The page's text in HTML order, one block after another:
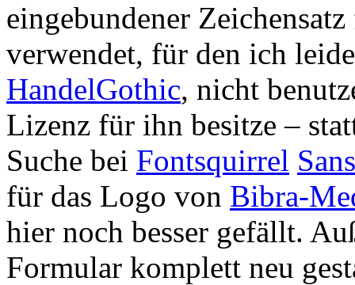
eingebundener
verwendet, für den ich
HandelGothic, nicht
Lizenz für ihn besitze –
Suche bei Fontsquirrel
für das Logo von Bibra-
hier noch besser gefällt.
Formular komplett neu